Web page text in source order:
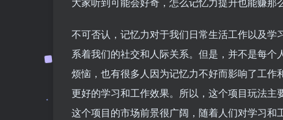
不可否认，记忆力对于我们日常生活工作以及
系着我们的社交和人际关系。但是，并不是每
烦恼，也有很多人因为记忆力不好而影响了工
更好的学习和工作效果。所以，这个项目玩法主
这个项目的市场前景很广阔，随着人们对学习